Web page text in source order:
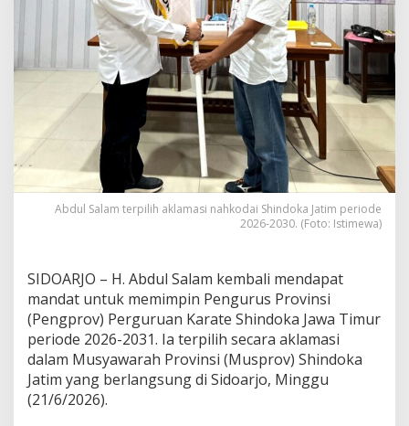
l
a
m
a
s
d
a
i
n
d
o
k
a
J
a
Abdul Salam terpilih aklamasi nahkodai Shindoka Jatim periode
2026-2030. (Foto: Istimewa)
SIDOARJO – H. Abdul Salam kembali mendapat
mandat untuk memimpin Pengurus Provinsi
(Pengprov) Perguruan Karate Shindoka Jawa Timur
periode 2026-2031. Ia terpilih secara aklamasi
dalam Musyawarah Provinsi (Musprov) Shindoka
Jatim yang berlangsung di Sidoarjo, Minggu
(21/6/2026).